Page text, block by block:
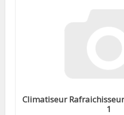
Climatiseur
1